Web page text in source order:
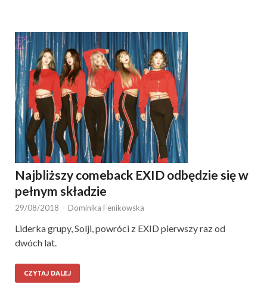
Najbliższy comeback EXID odbędzie się w
pełnym składzie
29/08/2018 - Dominika Fenikowska
Liderka grupy, Solji, powróci z EXID pierwszy raz od
dwóch lat.
CZYTAJ DALEJ